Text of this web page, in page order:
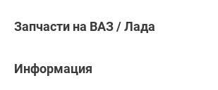
Запчасти на ВАЗ / Лада
Информация